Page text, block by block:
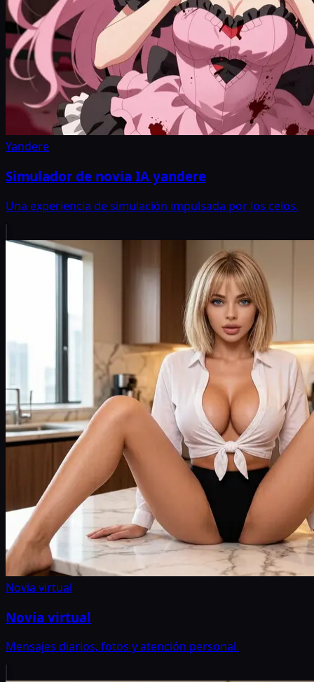
Yandere
Simulador de novia IA yandere
Una experiencia de simulación impulsada por los celos.
Novia virtual
Novia virtual
Mensajes diarios, fotos y atención personal.